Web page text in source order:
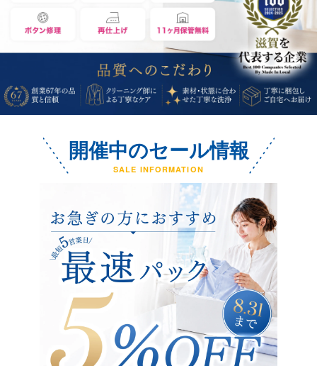
開催中のセール情報
SALE INFORMATION